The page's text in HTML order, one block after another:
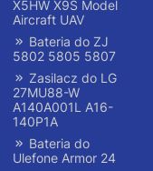
X5HW X9S Model
Aircraft UAV
Bateria do ZJ
5802 5805 5807
Zasilacz do LG
27MU88-W
A140A001L A16-
140P1A
Bateria do
Ulefone Armor 24